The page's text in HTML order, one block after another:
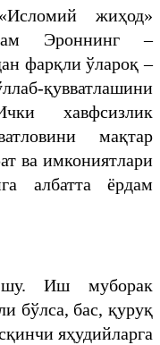
жиҳод»
Эроннинг –
фарқли ўлароқ –
қувватлашини
хавфсизлик
мақтар
ва имкониятлари
албатта ёрдам
шу. Иш муборак
бўлса, бас, қуруқ
яҳудийларга